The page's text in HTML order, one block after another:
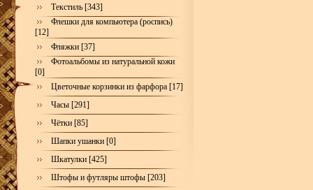
Текстиль [343]
Флешки для компьютера (роспись)
[12]
Фляжки [37]
Фотоальбомы из натуральной кожи
[0]
Цветочные корзинки из фарфора [17]
Часы [291]
Чётки [85]
Шапки ушанки [0]
Шкатулки [425]
Штофы и футляры штофы [203]